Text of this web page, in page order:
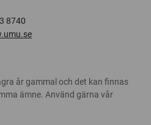
8740
år gammal och det kan finnas
ämne. Använd gärna vår